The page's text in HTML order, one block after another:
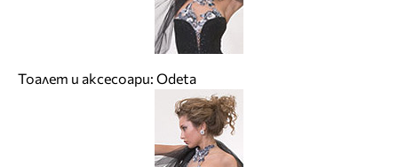
Тоалет и аксесоари: Odeta